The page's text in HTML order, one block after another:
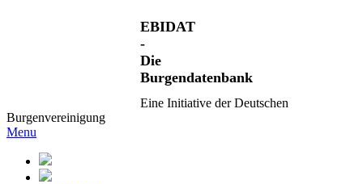
EBIDAT
-
Die
Burgendatenbank
Eine Initiative der Deutschen
Burgenvereinigung
Menu